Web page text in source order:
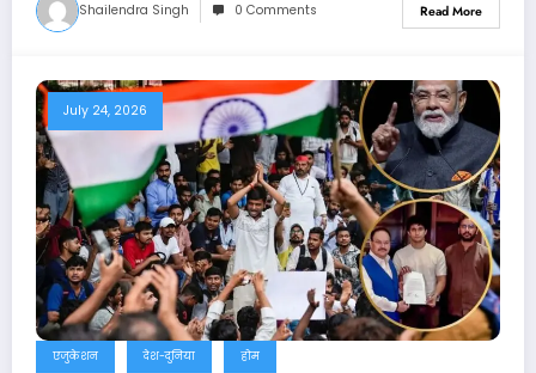
Shailendra Singh 0 Comments Read More
July 24, 2026
एजुकेशन देश-दुनिया होम